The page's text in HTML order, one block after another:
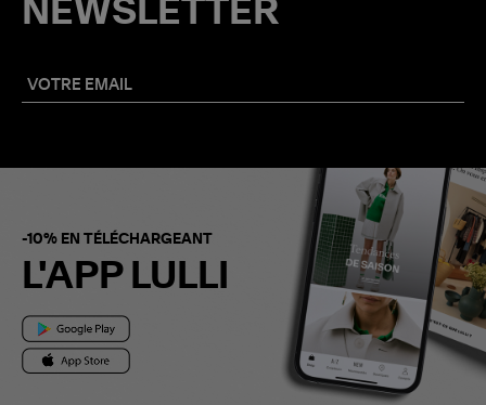
NEWSLETTER
-10% EN TÉLÉCHARGEANT
L'APP LULLI